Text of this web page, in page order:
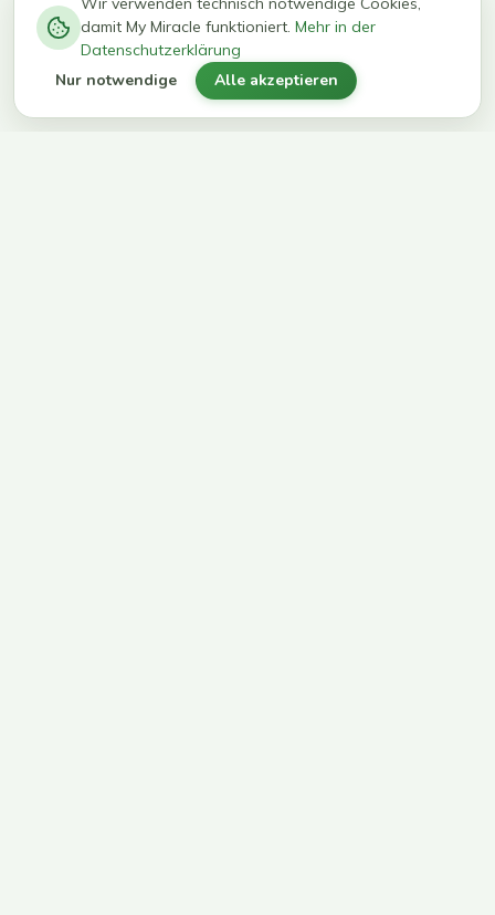
kg in 12
Wochen
erreichen
ihr Ziel
damit My Miracle funktioniert. Mehr in der
Datenschutzerklärung
Nur notwendige Alle akzeptieren